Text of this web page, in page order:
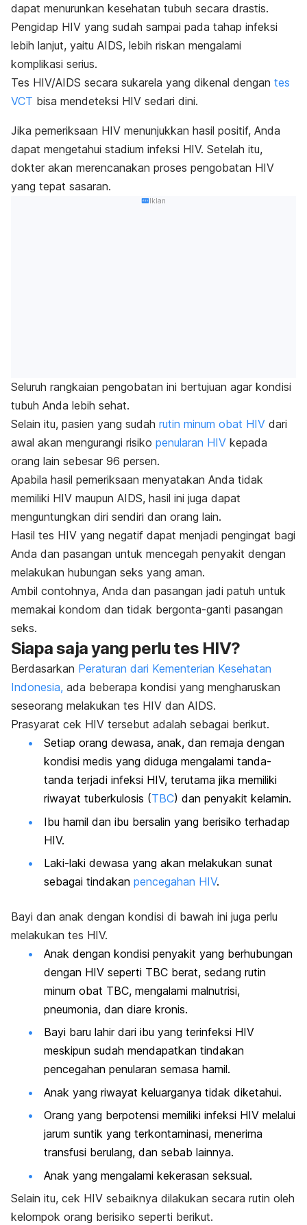
dapat menurunkan kesehatan tubuh secara drastis.
Pengidap HIV yang sudah sampai pada tahap infeksi
lebih lanjut, yaitu AIDS, lebih riskan mengalami
komplikasi serius.
Tes HIV/AIDS secara sukarela yang dikenal dengan tes
VCT bisa mendeteksi HIV sedari dini.
Jika pemeriksaan HIV menunjukkan hasil positif, Anda
dapat mengetahui stadium infeksi HIV. Setelah itu,
dokter akan merencanakan proses pengobatan HIV
yang tepat sasaran.
Iklan
Seluruh rangkaian pengobatan ini bertujuan agar kondisi
tubuh Anda lebih sehat.
Selain itu, pasien yang sudah rutin minum obat HIV dari
awal akan mengurangi risiko penularan HIV kepada
orang lain sebesar 96 persen.
Apabila hasil pemeriksaan menyatakan Anda tidak
memiliki HIV maupun AIDS, hasil ini juga dapat
menguntungkan diri sendiri dan orang lain.
Hasil tes HIV yang negatif dapat menjadi pengingat bagi
Anda dan pasangan untuk mencegah penyakit dengan
melakukan hubungan seks yang aman.
Ambil contohnya, Anda dan pasangan jadi patuh untuk
memakai kondom dan tidak bergonta-ganti pasangan
seks.
Siapa saja yang perlu tes HIV?
Berdasarkan Peraturan dari Kementerian Kesehatan
Indonesia, ada beberapa kondisi yang mengharuskan
seseorang melakukan tes HIV dan AIDS.
Prasyarat cek HIV tersebut adalah sebagai berikut.
Setiap orang dewasa, anak, dan remaja dengan
kondisi medis yang diduga mengalami tanda-
tanda terjadi infeksi HIV, terutama jika memiliki
riwayat tuberkulosis (TBC) dan penyakit kelamin.
Ibu hamil dan ibu bersalin yang berisiko terhadap
HIV.
Laki-laki dewasa yang akan melakukan sunat
sebagai tindakan pencegahan HIV.
Bayi dan anak dengan kondisi di bawah ini juga perlu
melakukan tes HIV.
Anak dengan kondisi penyakit yang berhubungan
dengan HIV seperti TBC berat, sedang rutin
minum obat TBC, mengalami malnutrisi,
pneumonia, dan diare kronis.
Bayi baru lahir dari ibu yang terinfeksi HIV
meskipun sudah mendapatkan tindakan
pencegahan penularan semasa hamil.
Anak yang riwayat keluarganya tidak diketahui.
Orang yang berpotensi memiliki infeksi HIV melalui
jarum suntik yang terkontaminasi, menerima
transfusi berulang, dan sebab lainnya.
Anak yang mengalami kekerasan seksual.
Selain itu, cek HIV sebaiknya dilakukan secara rutin oleh
kelompok orang berisiko seperti berikut.